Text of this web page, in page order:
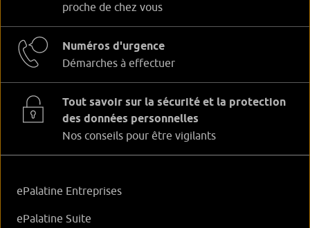
proche de chez vous
Numéros d'urgence
Démarches à effectuer
Tout savoir sur la sécurité et la protection
des données personnelles
Nos conseils pour être vigilants
ePalatine Entreprises
ePalatine Suite